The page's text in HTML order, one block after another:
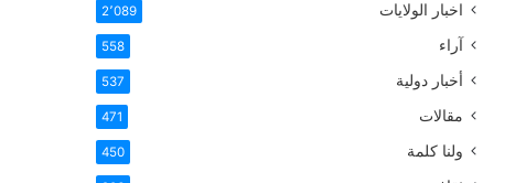
اخبار الولايات 2٬089
آراء 558
أخبار دولية 537
مقالات 471
ولنا كلمة 450